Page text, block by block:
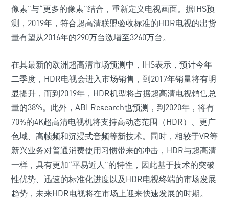
像素”与“更多的像素”结合，重新定义电视画面。据IHS预
测，2019年，符合超高清联盟验收标准的HDR电视的出货
量有望从2016年的290万台激增至3260万台。
在其最新的欧洲超高清市场预测中，IHS表示，预计今年
二季度，HDR电视会进入市场销售，到2017年销量将有明
显提升，而到2019年，HDR机型将占据超高清电视销售总
量的38%。此外，ABI Research也预测，到2020年，将有
70%的4K超高清电视机将支持高动态范围（HDR）、更广
色域、高帧频和沉浸式音频等新技术。同时，相较于VR等
新兴业务对普通消费使用习惯带来的冲击，HDR与超高清
一样，具有更加“平易近人”的特性，因此基于技术的突破
性优势、迅速的标准化进度以及HDR电视终端的市场发展
趋势，未来HDR电视将在市场上迎来快速发展的时期。